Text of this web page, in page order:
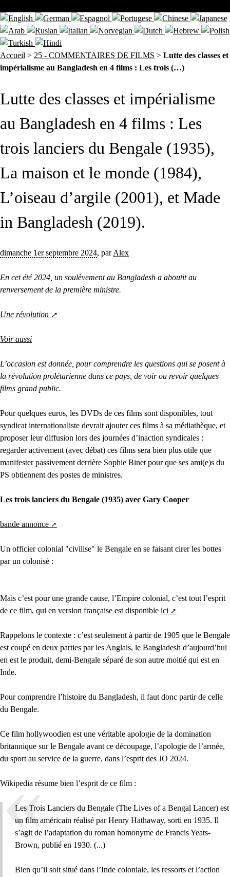
Accueil > 25 - COMMENTAIRES DE FILMS > Lutte des classes et
impérialisme au Bangladesh en 4 films : Les trois (…)
Lutte des classes et impérialisme
au Bangladesh en 4 films : Les
trois lanciers du Bengale (1935),
La maison et le monde (1984),
L’oiseau d’argile (2001), et Made
in Bangladesh (2019).
dimanche 1er septembre 2024, parAlex
En cet été 2024, un soulèvement au Bangladesh a aboutit au
renversement de la première ministre.
Une révolution
Voir aussi
L’occasion est donnée, pour comprendre les questions qui se posent à
la révolution prolétarienne dans ce pays, de voir ou revoir quelques
films grand public.
Pour quelques euros, les DVDs de ces films sont disponibles, tout
syndicat internationaliste devrait ajouter ces films à sa médiathèque, et
proposer leur diffusion lors des journées d’inaction syndicales :
regarder activement (avec débat) ces films sera bien plus utile que
manifester passivement derrière Sophie Binet pour que ses ami(e)s du
PS obtiennent des postes de ministres.
Les trois lanciers du Bengale (1935) avec Gary Cooper
bande annonce
Un officier colonial "civilise" le Bengale en se faisant cirer les bottes
par un colonisé :
Mais c’est pour une grande cause, l’Empire colonial, c’est tout l’esprit
de ce film, qui en version française est disponible ici
Rappelons le contexte : c’est seulement à partir de 1905 que le Bengale
est coupé en deux parties par les Anglais, le Bangladesh d’aujourd’hui
en est le produit, demi-Bengale séparé de son autre moitié qui est en
Inde.
Pour comprendre l’histoire du Bangladesh, il faut donc partir de celle
du Bengale.
Ce film hollywoodien est une véritable apologie de la domination
britannique sur le Bengale avant ce découpage, l’apologie de l’armée,
du sport au service de la guerre, dans l’esprit des JO 2024.
Wikipedia résume bien l’esprit de ce film :
Les Trois Lanciers du Bengale (The Lives of a Bengal Lancer) est
un film américain réalisé par Henry Hathaway, sorti en 1935. Il
s’agit de l’adaptation du roman homonyme de Francis Yeats-
Brown, publié en 1930. (...)
Bien qu’il soit situé dans l’Inde coloniale, les ressorts et l’action